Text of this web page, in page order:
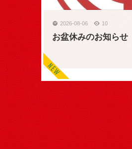
2026-08-06 10
お盆休みのお知らせ